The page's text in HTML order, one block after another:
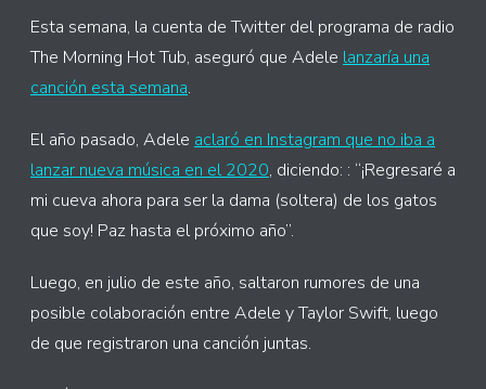
Esta semana, la cuenta de Twitter del programa de radio
The Morning Hot Tub, aseguró que Adele lanzaría una
canción esta semana.
El año pasado, Adele aclaró en Instagram que no iba a
lanzar nueva música en el 2020, diciendo: : “¡Regresaré a
mi cueva ahora para ser la dama (soltera) de los gatos
que soy! Paz hasta el próximo año”.
Luego, en julio de este año, saltaron rumores de una
posible colaboración entre Adele y Taylor Swift, luego
de que registraron una canción juntas.